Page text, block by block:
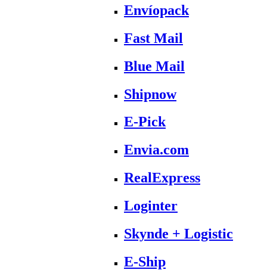
Envíopack
Fast Mail
Blue Mail
Shipnow
E-Pick
Envia.com
RealExpress
Loginter
Skynde + Logistic
E-Ship